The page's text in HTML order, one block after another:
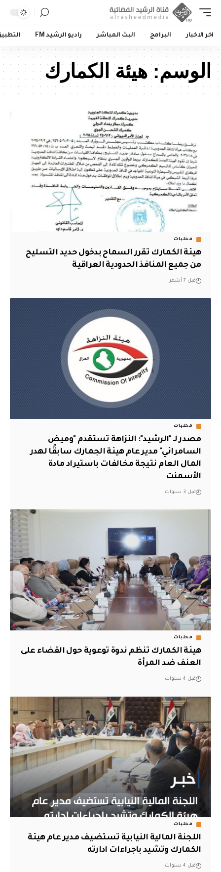
اخر الاخبار البرامج البث المباشر راديو الرشيد FM
الوسم:هيئة الكمارك
محليات
هيئة الكمارك تقرر السماح بدخول حديد التسليح
من جميع المنافذ الحدودية العراقية
قبل 7 أشهر
محليات
مصدر لـ "الرشيد": النزاهة تستقدم "وميض
السامرائي" مدير عام هيئة الجمارك سابقًا لهدر
المال العام نتيجة مخالفات باستيراد مادة
الأسمنت
قبل 3 سنوات
محليات
هيئة الكمارك تنظم ندوة توعوية حول القضاء على
العنف ضد المرأة
قبل 4 سنوات
محليات
اللجنة المالية النيابية تستضيف مدير عام هيئة
الكمارك وتشيد باجراءات ادارته
قبل 4 سنوات